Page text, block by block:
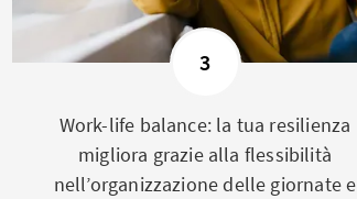
3
Work-life balance: la tua resilienza
migliora grazie alla flessibilità
nell’organizzazione delle giornate e